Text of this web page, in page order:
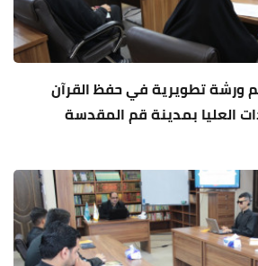
ورشة تطويرية في حفظ القرآن
العليا بمدينة قم المقدسة